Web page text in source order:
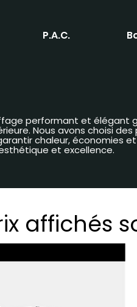
P.A.C.
performant et
Nous avons choisi
chaleur, économies
et excellence.
affichés